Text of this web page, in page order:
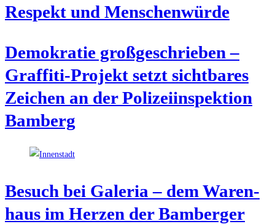
Respekt und Menschenwürde
Demo­kra­tie groß­ge­schrie­ben –
Graf­fi­ti-Pro­jekt setzt sicht­ba­res
Zei­chen an der Poli­zei­in­spek­ti­on
Bamberg
Besuch bei Gale­ria – dem Waren­
haus im Her­zen der Bam­ber­ger